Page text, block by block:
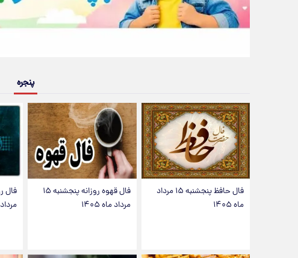
پنجره
فال حافظ پنجشنبه ۱۵ مرداد
ماه ۱۴۰۵
فال قهوه روزانه پنجشنبه ۱۵
مرداد ماه ۱۴۰۵
مرداد ۱۴۰۵